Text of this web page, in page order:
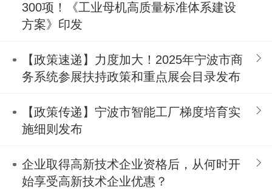
300项！《工业母机高质量标准体系建设
方案》印发
【政策速递】力度加大！2025年宁波市商
务系统参展扶持政策和重点展会目录发布
【政策传递】宁波市智能工厂梯度培育实
施细则发布
企业取得高新技术企业资格后，从何时开
始享受高新技术企业优惠？